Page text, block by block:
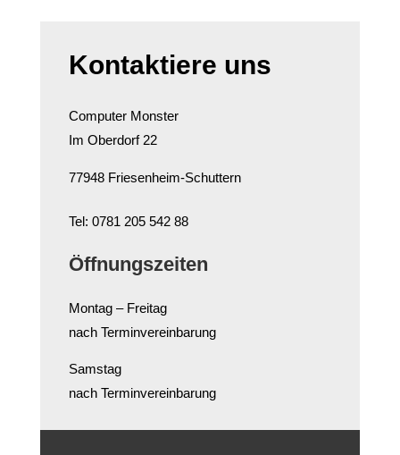
Kontaktiere uns
Computer Monster
Im Oberdorf 22
77948 Friesenheim-Schuttern
Tel: 0781 205 542 88
Öffnungszeiten
Montag – Freitag
nach Terminvereinbarung
Samstag
nach Terminvereinbarung